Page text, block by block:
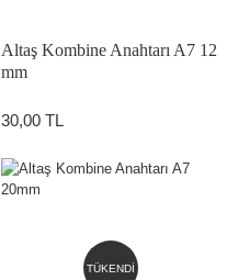
Altaş Kombine Anahtarı A7 12
mm
30,00 TL
TÜKENDİ